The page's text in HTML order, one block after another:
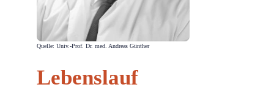
Quelle: Univ.-Prof. Dr. med. Andreas Günther
Lebenslauf